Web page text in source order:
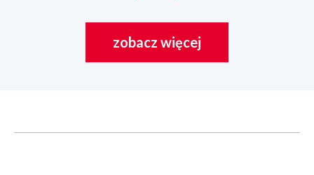
Dream
Houses
zobacz więcej
więcej